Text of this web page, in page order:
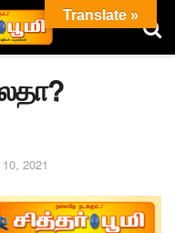
2021
Translate »